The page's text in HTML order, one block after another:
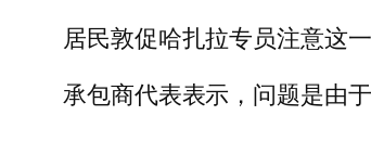
居民敦促哈扎拉专员注意这一
承包商代表表示，问题是由